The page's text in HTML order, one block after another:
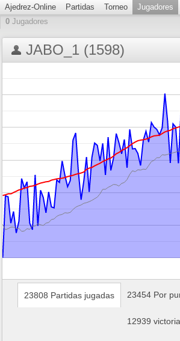
Ajedrez-Online Partidas Torneo Jugadores
0 Jugadores
JABO_1 (1598)
23808 Partidas jugadas 23454 Por
12939